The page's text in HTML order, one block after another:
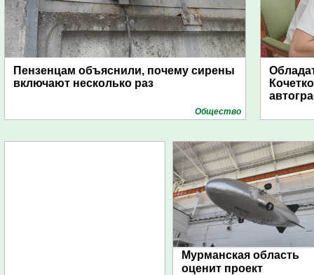
Пензенцам объяснили, почему сирены
включают несколько раз
Общество
Мурманская область
оценит проект